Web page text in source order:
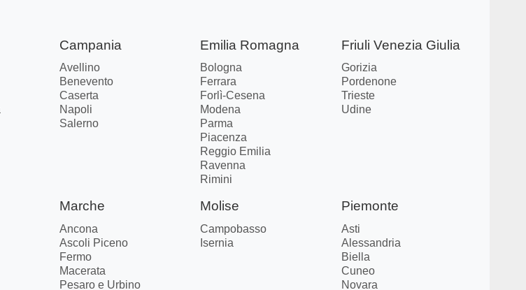
Campania
Avellino
Benevento
Caserta
Napoli
Salerno
Emilia Romagna
Bologna
Ferrara
Forlì-Cesena
Modena
Parma
Piacenza
Reggio Emilia
Ravenna
Rimini
Friuli Venezia Giulia
Gorizia
Pordenone
Trieste
Udine
Marche
Ancona
Ascoli Piceno
Fermo
Macerata
Pesaro e Urbino
Molise
Campobasso
Isernia
Piemonte
Asti
Alessandria
Biella
Cuneo
Novara